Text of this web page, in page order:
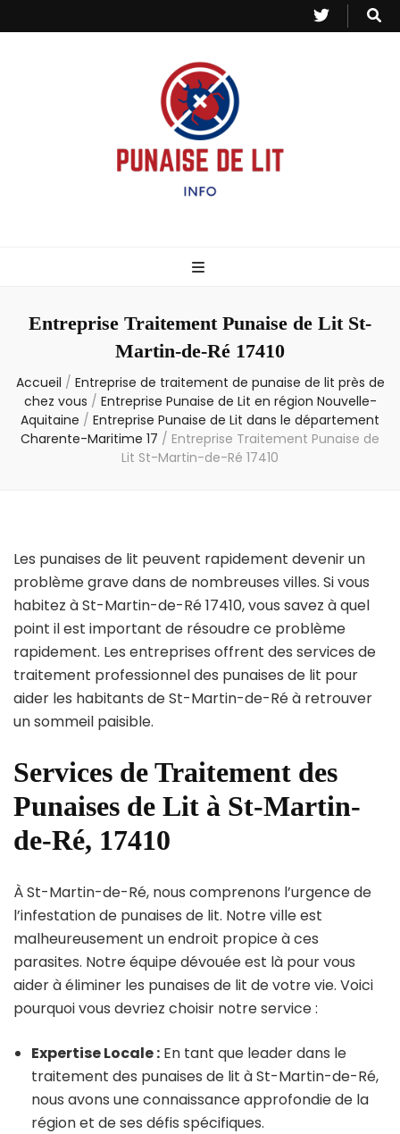
– Info
Entreprise Traitement Punaise de Lit St-
Martin-de-Ré 17410
Accueil / Entreprise de traitement de punaise de lit près de
chez vous / Entreprise Punaise de Lit en région Nouvelle-
Aquitaine / Entreprise Punaise de Lit dans le département
Charente-Maritime 17 / Entreprise Traitement Punaise de
Lit St-Martin-de-Ré 17410
Les punaises de lit peuvent rapidement devenir un
problème grave dans de nombreuses villes. Si vous
habitez à St-Martin-de-Ré 17410, vous savez à quel
point il est important de résoudre ce problème
rapidement. Les entreprises offrent des services de
traitement professionnel des punaises de lit pour
aider les habitants de St-Martin-de-Ré à retrouver
un sommeil paisible.
Services de Traitement des
Punaises de Lit à St-Martin-
de-Ré, 17410
À St-Martin-de-Ré, nous comprenons l’urgence de
l’infestation de punaises de lit. Notre ville est
malheureusement un endroit propice à ces
parasites. Notre équipe dévouée est là pour vous
aider à éliminer les punaises de lit de votre vie. Voici
pourquoi vous devriez choisir notre service :
Expertise Locale : En tant que leader dans le
traitement des punaises de lit à St-Martin-de-Ré,
nous avons une connaissance approfondie de la
région et de ses défis spécifiques.